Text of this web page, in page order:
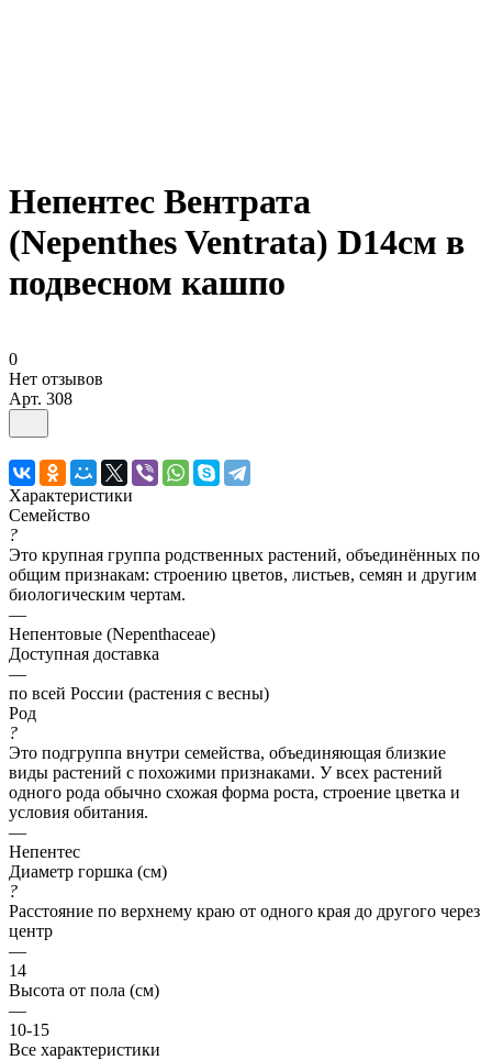
Непентес Вентрата
(Nepenthes Ventrata) D14см в
подвесном кашпо
0
Нет отзывов
Арт. 308
Характеристики
Семейство
?
Это крупная группа родственных растений, объединённых по
общим признакам: строению цветов, листьев, семян и другим
биологическим чертам.
—
Непентовые (Nepenthaceae)
Доступная доставка
—
по всей России (растения с весны)
Род
?
Это подгруппа внутри семейства, объединяющая близкие
виды растений с похожими признаками. У всех растений
одного рода обычно схожая форма роста, строение цветка и
условия обитания.
—
Непентес
Диаметр горшка (см)
?
Расстояние по верхнему краю от одного края до другого через
центр
—
14
Высота от пола (см)
—
10-15
Все характеристики